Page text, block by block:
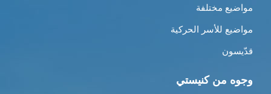
مواضيع مختلفة
مواضيع للأسر الحركية
قدّيسون
وجوه من كنيستي